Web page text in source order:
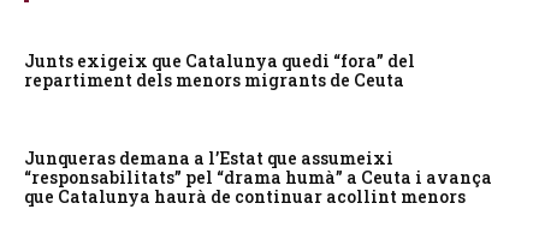
Junts exigeix que Catalunya quedi “fora” del
repartiment dels menors migrants de Ceuta
Junqueras demana a l’Estat que assumeixi
“responsabilitats” pel “drama humà” a Ceuta i avança
que Catalunya haurà de continuar acollint menors